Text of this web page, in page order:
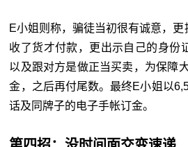
E小姐则称，骗徒当初很有诚意，更
收了货才付款，更出示自己的身份
以及跟对方是做正当买卖，为保障
金，之后再付尾数。最终E小姐以
话及同牌子的电子手帐订金。